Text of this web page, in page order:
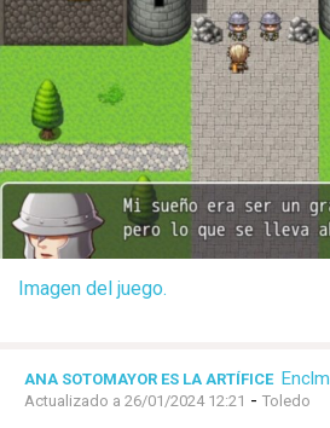
Imagen del juego.
ANA SOTOMAYOR ES LA ARTÍFICE Enclm
Actualizado a 26/01/2024 12:21 - Toledo